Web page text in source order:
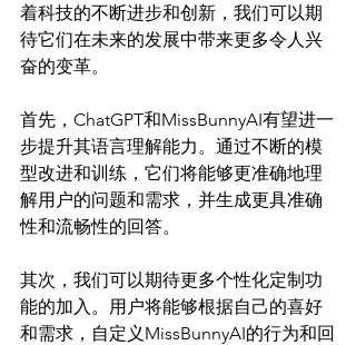
着科技的不断进步和创新，我们可以期
待它们在未来的发展中带来更多令人兴
奋的变革。
首先，ChatGPT和MissBunnyAI有望进一
步提升其语言理解能力。通过不断的模
型改进和训练，它们将能够更准确地理
解用户的问题和需求，并生成更具准确
性和流畅性的回答。
其次，我们可以期待更多个性化定制功
能的加入。用户将能够根据自己的喜好
和需求，自定义MissBunnyAI的行为和回